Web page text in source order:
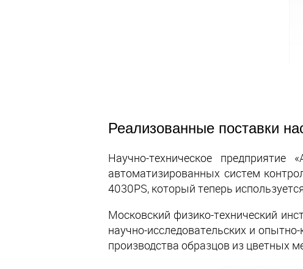
Реализованные поставки
Научно-техническое предприятие
автоматизированных систем
4030PS, который теперь
Московский физико-технический
научно-исследовательских и
производства образцов из цветных